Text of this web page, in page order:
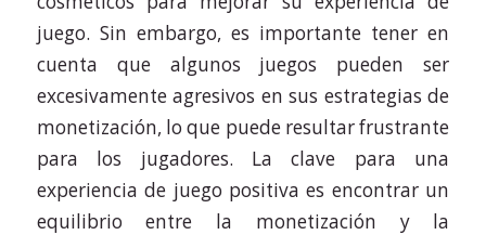
juego. Sin embargo, es importante tener en
cuenta que algunos juegos pueden ser
excesivamente agresivos en sus estrategias de
monetización, lo que puede resultar frustrante
para los jugadores. La clave para una
experiencia de juego positiva es encontrar un
equilibrio entre la monetización y la